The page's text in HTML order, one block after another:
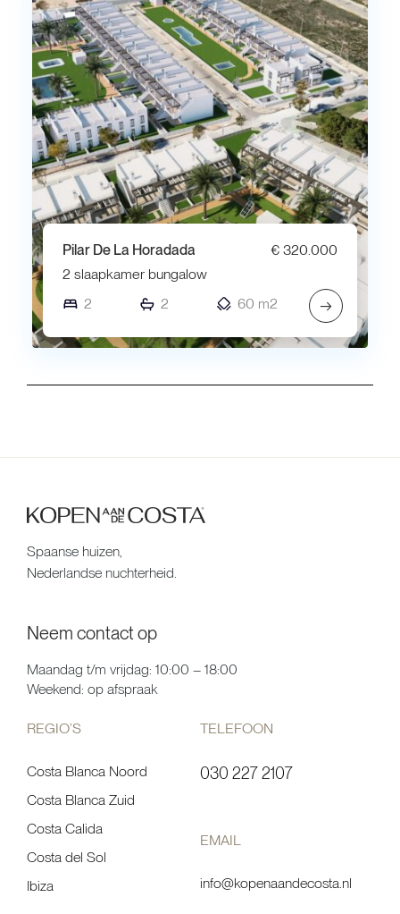
Pilar De La Horadada
€ 320.000
2 slaapkamer bungalow
2
2 60 m2 →
Spaanse huizen,
Nederlandse nuchterheid.
Neem contact op
Maandag t/m vrijdag: 10:00 – 18:00
Weekend: op afspraak
REGIO’S
Costa Blanca Noord
Costa Blanca Zuid
Costa Calida
Costa del Sol
Ibiza
TELEFOON
030 227 2107
EMAIL
info@kopenaandecosta.nl